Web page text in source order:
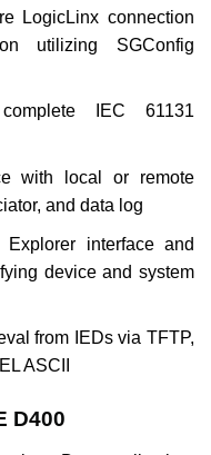
LogicLinx connection
utilizing SGConfig
IEC 61131
with local or remote
and data log
interface and
device and system
from IEDs via TFTP,
ASCII
D400